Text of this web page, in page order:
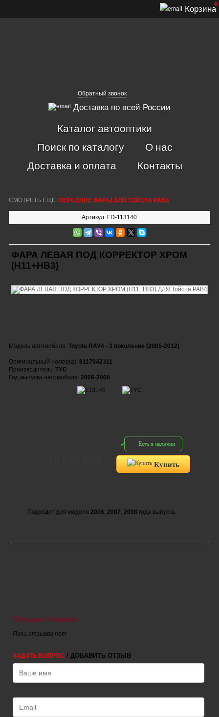
Обратный звонок
Доставка по всей России
Корзина
0
Каталог автооптики
Поиск по каталогу
О нас
Доставка и оплата
Контакты
СМОТРЕТЬ ЕЩЕ: ПЕРЕДНИЕ ФАРЫ ДЛЯ ТОЙОТА РАВ4
Артикул: FD-113140
ФАРА ЛЕВАЯ ПОД КОРРЕКТОР ХРОМ
(Н11+НВ3)
Модель автомобиля: Toyota RAV4 - 3 поколение (2005-2012)
Оригинальный номер(а): 8117042311
Производитель: TYC
Год выпуска автомобиля: 2006-2008
Есть в наличии
Купить
Подходит для модели 2006, 2007, 2008 года выпуска.
Отзывы о товаре
Пока отзывов нет
ЗАДАТЬ ВОПРОС / ДОБАВИТЬ ОТЗЫВ